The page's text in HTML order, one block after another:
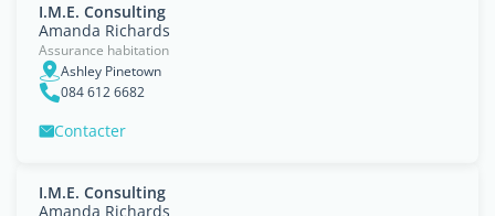
I.M.E. Consulting
Amanda Richards
Assurance habitation
Ashley Pinetown
084 612 6682
Contacter
I.M.E. Consulting
Amanda Richards